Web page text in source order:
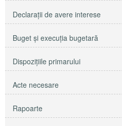
Declaraţii de avere interese
Buget şi execuţia bugetară
Dispoziţiile primarului
Acte necesare
Rapoarte